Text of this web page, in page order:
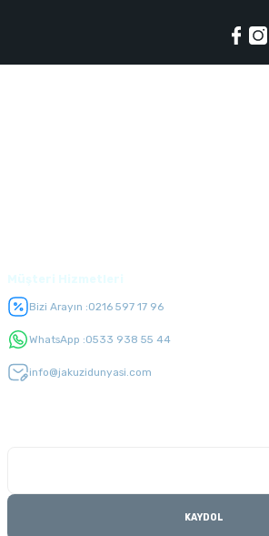
Bizi Arayın :0216 597 17 96
WhatsApp :0533 938 55 44
info@jakuzidunyasi.com
KAYDOL